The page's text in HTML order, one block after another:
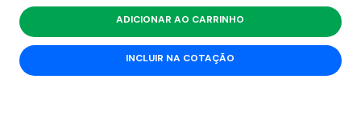
ADICIONAR AO CARRINHO
INCLUIR NA COTAÇÃO